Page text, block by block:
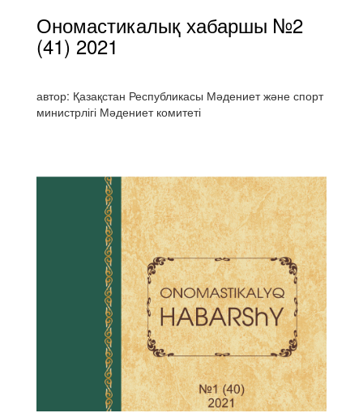
Ономастикалық хабаршы №2
(41) 2021
автор: Қазақстан Республикасы Мәдениет және спорт
министрлігі Мәдениет комитеті